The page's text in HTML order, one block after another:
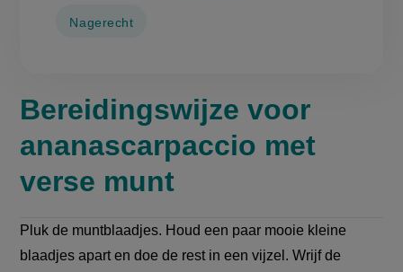
Nagerecht
Bereidingswijze voor
ananascarpaccio met
verse munt
Pluk de muntblaadjes. Houd een paar mooie kleine
blaadjes apart en doe de rest in een vijzel. Wrijf de